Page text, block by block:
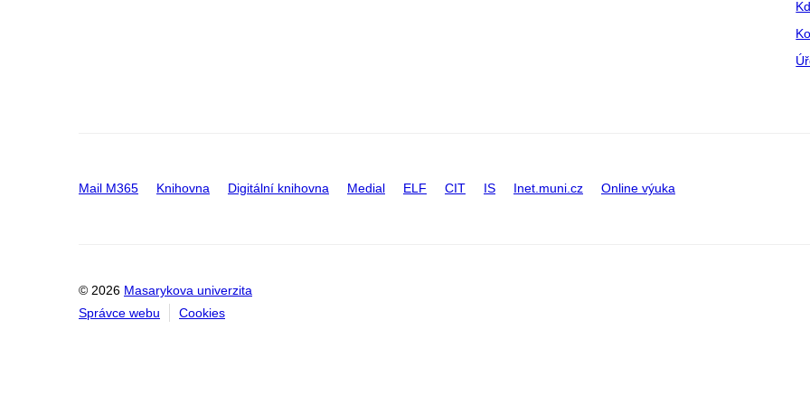
Mail M365 Knihovna Digitální knihovna Medial ELF CIT IS Inet.muni.cz Online výuka
© 2026 Masarykova univerzita
Správce webu
Cookies